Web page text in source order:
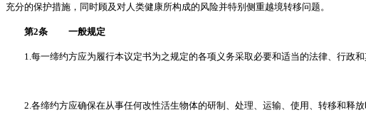
充分的保护措施，同时顾及对人类健康所构成的风险并特别侧重越境转移问题。
第2条 一般规定
1.每一缔约方应为履行本议定书为之规定的各项义务采取必要和适当的法律、行政和
2.各缔约方应确保在从事任何改性活生物体的研制、处理、运输、使用、转移和释放